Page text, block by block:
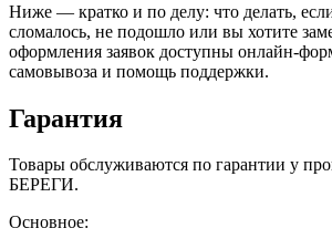
Ниже — кратко и по делу: что делать,
сломалось, не подошло или вы хотите
оформления заявок доступны онлайн-
самовывоза и помощь поддержки.
Гарантия
Товары обслуживаются по гарантии у
БЕРЕГИ.
Основное: